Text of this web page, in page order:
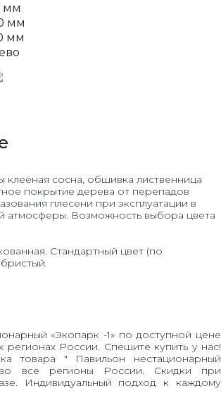
мм
мм
мм
клеёная сосна, обшивка лиственница
покрытие дерева от перепадов
плесени при эксплуатации в
атмосферы. Возможность выбора цвета
Стандартный цвет (по
«Экопарк -1» по доступной цене
регионах России. Спешите купить у нас!
товара " Павильон нестационарный
все регионы России. Скидки при
Индивидуальный подход к каждому